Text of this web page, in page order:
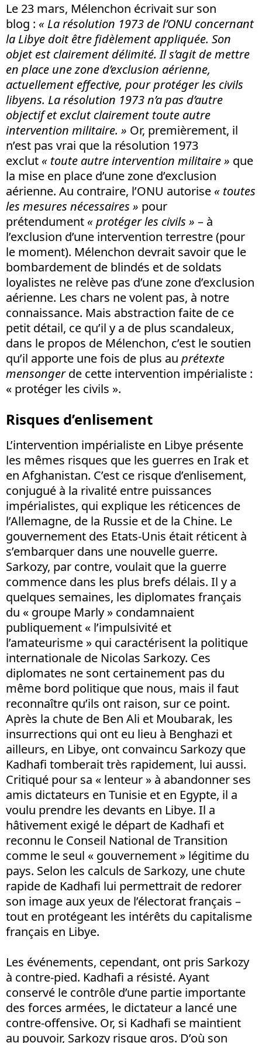
Le 23 mars, Mélenchon écrivait sur son
blog : « La résolution 1973 de l’ONU concernant
la Libye doit être fidèlement appliquée. Son
objet est clairement délimité. Il s’agit de mettre
en place une zone d’exclusion aérienne,
actuellement effective, pour protéger les civils
libyens. La résolution 1973 n’a pas d’autre
objectif et exclut clairement toute autre
intervention militaire. » Or, premièrement, il
n’est pas vrai que la résolution 1973
exclut « toute autre intervention militaire » que
la mise en place d’une zone d’exclusion
aérienne. Au contraire, l’ONU autorise « toutes
les mesures nécessaires » pour
prétendument « protéger les civils » – à
l’exclusion d’une intervention terrestre (pour
le moment). Mélenchon devrait savoir que le
bombardement de blindés et de soldats
loyalistes ne relève pas d’une zone d’exclusion
aérienne. Les chars ne volent pas, à notre
connaissance. Mais abstraction faite de ce
petit détail, ce qu’il y a de plus scandaleux,
dans le propos de Mélenchon, c’est le soutien
qu’il apporte une fois de plus au prétexte
mensongerde cette intervention impérialiste :
« protéger les civils ».
Risques d’enlisement
L’intervention impérialiste en Libye présente
les mêmes risques que les guerres en Irak et
en Afghanistan. C’est ce risque d’enlisement,
conjugué à la rivalité entre puissances
impérialistes, qui explique les réticences de
l’Allemagne, de la Russie et de la Chine. Le
gouvernement des Etats-Unis était réticent à
s’embarquer dans une nouvelle guerre.
Sarkozy, par contre, voulait que la guerre
commence dans les plus brefs délais. Il y a
quelques semaines, les diplomates français
du « groupe Marly » condamnaient
publiquement « l’impulsivité et
l’amateurisme » qui caractérisent la politique
internationale de Nicolas Sarkozy. Ces
diplomates ne sont certainement pas du
même bord politique que nous, mais il faut
reconnaître qu’ils ont raison, sur ce point.
Après la chute de Ben Ali et Moubarak, les
insurrections qui ont eu lieu à Benghazi et
ailleurs, en Libye, ont convaincu Sarkozy que
Kadhafi tomberait très rapidement, lui aussi.
Critiqué pour sa « lenteur » à abandonner ses
amis dictateurs en Tunisie et en Egypte, il a
voulu prendre les devants en Libye. Il a
hâtivement exigé le départ de Kadhafi et
reconnu le Conseil National de Transition
comme le seul « gouvernement » légitime du
pays. Selon les calculs de Sarkozy, une chute
rapide de Kadhafi lui permettrait de redorer
son image aux yeux de l’électorat français –
tout en protégeant les intérêts du capitalisme
français en Libye.
Les événements, cependant, ont pris Sarkozy
à contre-pied. Kadhafi a résisté. Ayant
conservé le contrôle d’une partie importante
des forces armées, le dictateur a lancé une
contre-offensive. Or, si Kadhafi se maintient
au pouvoir, Sarkozy risque gros. D’où son